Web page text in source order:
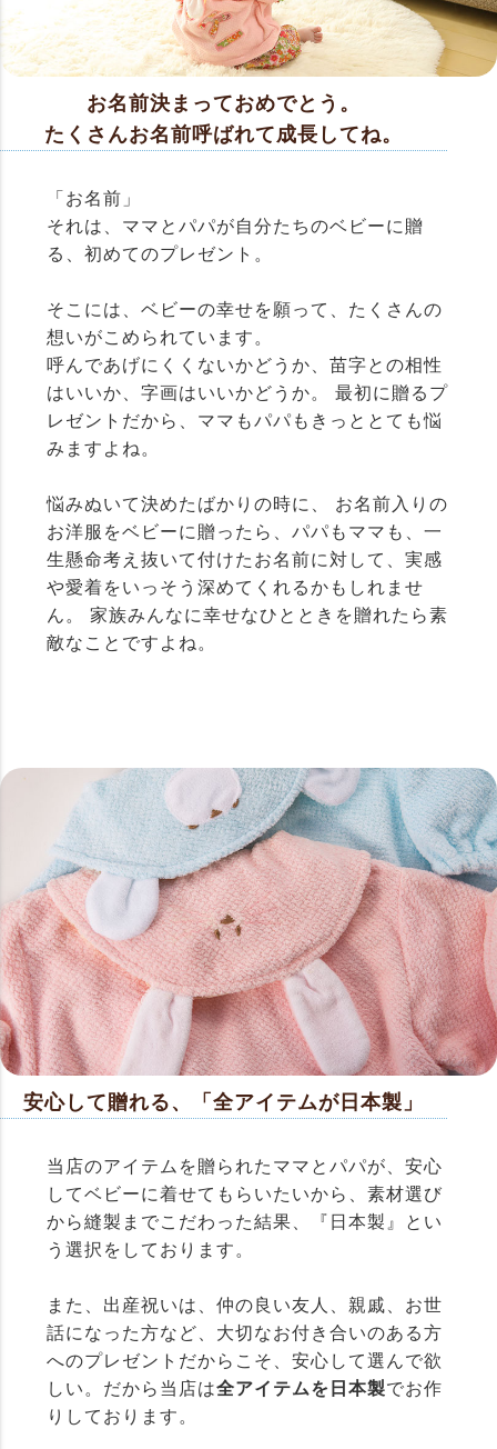
お名前決まっておめでとう。
たくさんお名前呼ばれて成長してね。
「お名前」
それは、ママとパパが自分たちのベビーに贈
る、初めてのプレゼント。
そこには、ベビーの幸せを願って、たくさんの
想いがこめられています。
呼んであげにくくないかどうか、苗字との相性
はいいか、字画はいいかどうか。 最初に贈るプ
レゼントだから、ママもパパもきっととても悩
みますよね。
悩みぬいて決めたばかりの時に、 お名前入りの
お洋服をベビーに贈ったら、パパもママも、一
生懸命考え抜いて付けたお名前に対して、実感
や愛着をいっそう深めてくれるかもしれませ
ん。 家族みんなに幸せなひとときを贈れたら素
敵なことですよね。
安心して贈れる、「全アイテムが日本製」
当店のアイテムを贈られたママとパパが、安心
してベビーに着せてもらいたいから、素材選び
から縫製までこだわった結果、『日本製』とい
う選択をしております。
また、出産祝いは、仲の良い友人、親戚、お世
話になった方など、大切なお付き合いのある方
へのプレゼントだからこそ、安心して選んで欲
しい。だから当店は全アイテムを日本製でお作
りしております。